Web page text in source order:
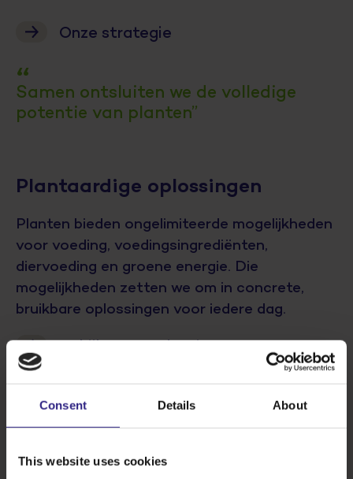
Consent Details About
This website uses cookies
Onze strategie
“
Samen ontsluiten we de volledige
potentie van planten”
Plantaardige oplossingen
Planten bieden ongelimiteerde mogelijkheden
voor voeding, voedingsingrediënten,
diervoeding en groene energie. Die
mogelijkheden zetten we om in concrete,
bruikbare oplossingen voor iedere dag.
Bekijk onze oplossingen